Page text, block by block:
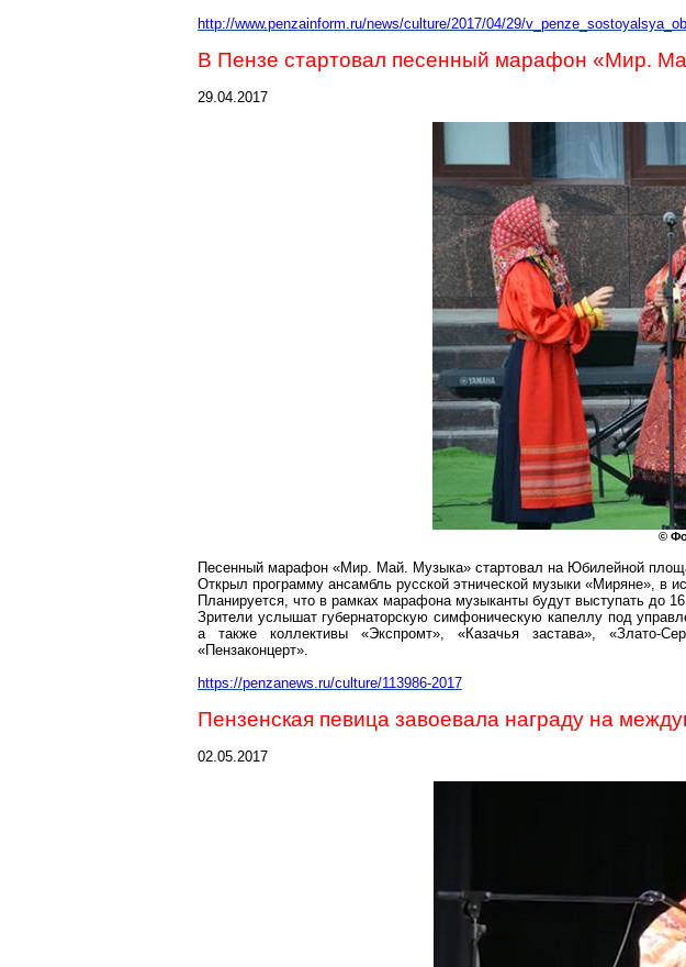
http://www.penzainform.ru/news/culture/2017/04/29/
В Пензе стартовал песенный марафон «Мир.
29.04.2017
©
Песенный марафон «Мир. Май. Музыка» стартовал на Юбилейной
Открыл программу ансамбль русской этнической музыки «Миряне», в
Планируется, что в рамках марафона музыканты будут выступать до
Зрители услышат губернаторскую симфоническую капеллу под
а также коллективы «Экспромт», «Казачья застава», «Злато-
«Пензаконцерт».
https://penzanews.ru/culture/113986-2017
Пензенская певица завоевала награду на
02.05.2017